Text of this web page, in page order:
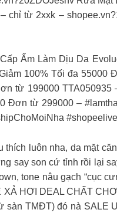
chỉ từ 2xxk –
Ẩm Làm Dịu Da
100% Tối đa 55000
từ 199000 TTA050935
Đơn từ 299000 –
luôn nha, da mặt
say son cứ tỉnh rồi lại
tone nâu gạch “cục
XẢ HƠI DEAL CHẤT
sàn TMĐT) đó nà SALE